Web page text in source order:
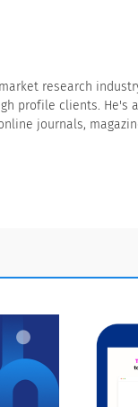
research
profile clients. He's
journals,